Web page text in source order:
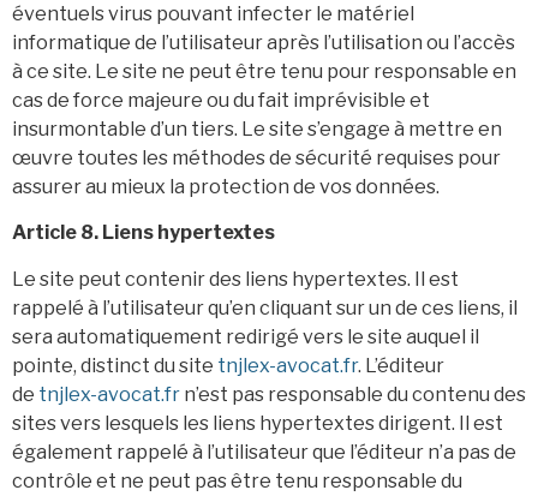
éventuels virus pouvant infecter le matériel
informatique de l’utilisateur après l’utilisation ou l’accès
à ce site. Le site ne peut être tenu pour responsable en
cas de force majeure ou du fait imprévisible et
insurmontable d’un tiers. Le site s’engage à mettre en
œuvre toutes les méthodes de sécurité requises pour
assurer au mieux la protection de vos données.
Article 8. Liens hypertextes
Le site peut contenir des liens hypertextes. Il est
rappelé à l’utilisateur qu’en cliquant sur un de ces liens, il
sera automatiquement redirigé vers le site auquel il
pointe, distinct du site tnjlex-avocat.fr. L’éditeur
de tnjlex-avocat.fr n’est pas responsable du contenu des
sites vers lesquels les liens hypertextes dirigent. Il est
également rappelé à l’utilisateur que l’éditeur n’a pas de
contrôle et ne peut pas être tenu responsable du